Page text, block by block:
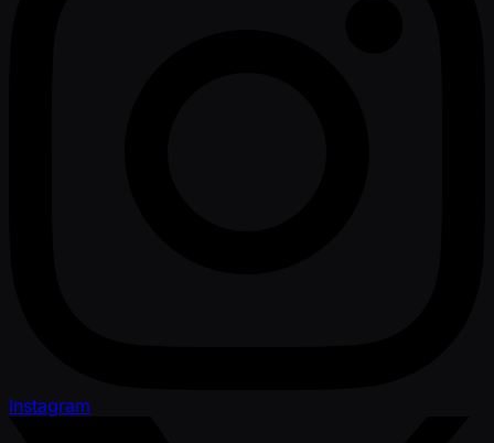
Instagram